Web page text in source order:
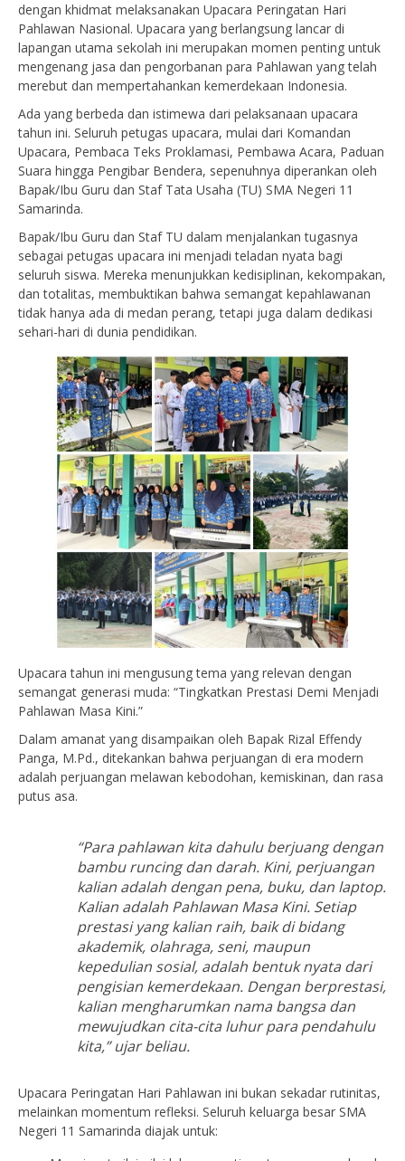
dengan khidmat melaksanakan Upacara Peringatan Hari
Pahlawan Nasional. Upacara yang berlangsung lancar di
lapangan utama sekolah ini merupakan momen penting untuk
mengenang jasa dan pengorbanan para Pahlawan yang telah
merebut dan mempertahankan kemerdekaan Indonesia.
Ada yang berbeda dan istimewa dari pelaksanaan upacara
tahun ini. Seluruh petugas upacara, mulai dari Komandan
Upacara, Pembaca Teks Proklamasi, Pembawa Acara, Paduan
Suara hingga Pengibar Bendera, sepenuhnya diperankan oleh
Bapak/Ibu Guru dan Staf Tata Usaha (TU) SMA Negeri 11
Samarinda.
Bapak/Ibu Guru dan Staf TU dalam menjalankan tugasnya
sebagai petugas upacara ini menjadi teladan nyata bagi
seluruh siswa. Mereka menunjukkan kedisiplinan, kekompakan,
dan totalitas, membuktikan bahwa semangat kepahlawanan
tidak hanya ada di medan perang, tetapi juga dalam dedikasi
sehari-hari di dunia pendidikan.
Upacara tahun ini mengusung tema yang relevan dengan
semangat generasi muda: “Tingkatkan Prestasi Demi Menjadi
Pahlawan Masa Kini.”
Dalam amanat yang disampaikan oleh Bapak Rizal Effendy
Panga, M.Pd., ditekankan bahwa perjuangan di era modern
adalah perjuangan melawan kebodohan, kemiskinan, dan rasa
putus asa.
“Para pahlawan kita dahulu berjuang dengan
bambu runcing dan darah. Kini, perjuangan
kalian adalah dengan pena, buku, dan laptop.
Kalian adalah Pahlawan Masa Kini. Setiap
prestasi yang kalian raih, baik di bidang
akademik, olahraga, seni, maupun
kepedulian sosial, adalah bentuk nyata dari
pengisian kemerdekaan. Dengan berprestasi,
kalian mengharumkan nama bangsa dan
mewujudkan cita-cita luhur para pendahulu
kita,” ujar beliau.
Upacara Peringatan Hari Pahlawan ini bukan sekadar rutinitas,
melainkan momentum refleksi. Seluruh keluarga besar SMA
Negeri 11 Samarinda diajak untuk: